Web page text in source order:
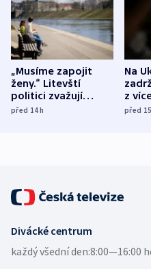
„Musíme zapojit
ženy.“ Litevští
politici zvažují
dohodu o
před 14h
Na
z
před
Divácké centrum
každý všední den:8:00—16:00